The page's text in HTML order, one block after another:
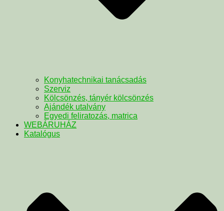
Konyhatechnikai tanácsadás
Szerviz
Kölcsönzés, tányér kölcsönzés
Ajándék utalvány
Egyedi feliratozás, matrica
WEBÁRUHÁZ
Katalógus